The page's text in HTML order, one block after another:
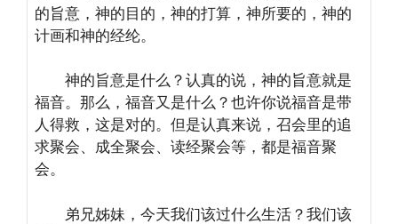
的旨意，神的目的，神的打算，神所要的，神的
计画和神的经纶。
神的旨意是什么？认真的说，神的旨意就是
福音。那么，福音又是什么？也许你说福音是带
人得救，这是对的。但是认真来说，召会里的追
求聚会、成全聚会、读经聚会等，都是福音聚
会。
弟兄姊妹，今天我们该过什么生活？我们该